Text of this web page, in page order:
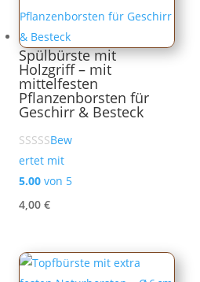
Spülbürste mit
Holzgriff – mit
mittelfesten
Pflanzenborsten für
Geschirr & Besteck
Bew
ertet mit
5.00 von 5
4,00 €